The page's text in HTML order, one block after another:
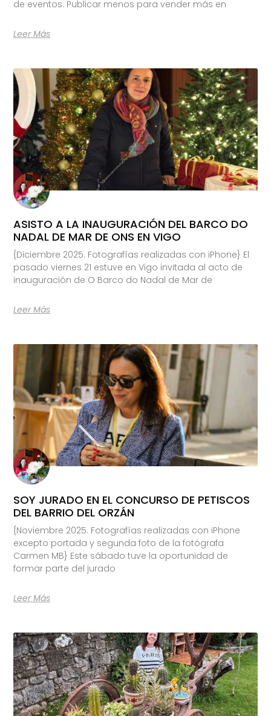
de eventos: Publicar menos para vender más en
Leer Más
ASISTO A LA INAUGURACIÓN DEL BARCO DO
NADAL DE MAR DE ONS EN VIGO
{Diciembre 2025. Fotografías realizadas con iPhone} El
pasado viernes 21 estuve en Vigo invitada al acto de
inauguración de O Barco do Nadal de Mar de
Leer Más
SOY JURADO EN EL CONCURSO DE PETISCOS
DEL BARRIO DEL ORZÁN
{Noviembre 2025. Fotografías realizadas con iPhone
excepto portada y segunda foto de la fotógrafa
Carmen MB} Este sábado tuve la oportunidad de
formar parte del jurado
Leer Más